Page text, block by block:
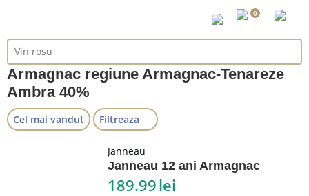
0
Armagnac regiune Armagnac-Tenareze
Ambra 40%
Cel mai vandut Filtreaza
Janneau
Janneau 12 ani Armagnac
189.99lei